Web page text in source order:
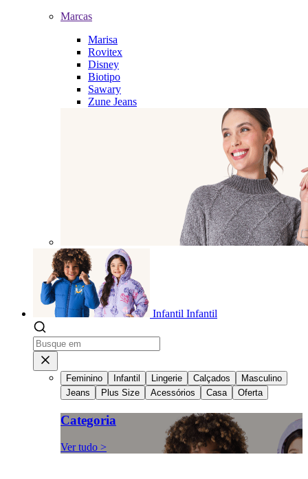
Marcas
Marisa
Rovitex
Disney
Biotipo
Sawary
Zune Jeans
Infantil Infantil
Feminino Infantil Lingerie Calçados
Masculino
Jeans
Plus Size Acessórios Casa Oferta
Categoria
Ver tudo >